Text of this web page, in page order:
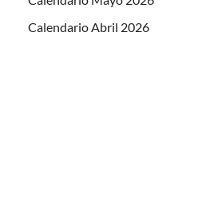
Calendario Abril 2026